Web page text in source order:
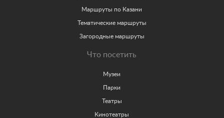
Маршруты по Казани
Тематические маршруты
Загородные маршруты
Что посетить
Музеи
Парки
Театры
Кинотеатры